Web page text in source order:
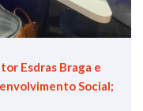
Esdras Braga e
Social;